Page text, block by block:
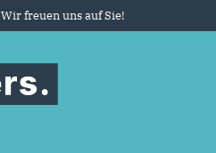
Wir freuen uns auf Sie!